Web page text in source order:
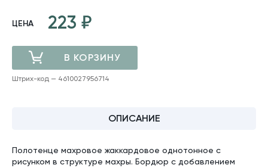
ЦЕНА 223
Штрих-код — 4610027956714
В КОРЗИНУ
ДОБАВЛЕНО
ОПИСАНИЕ
Полотенце махровое жаккардовое однотонное с
рисунком в структуре махры. Бордюр с добавлением